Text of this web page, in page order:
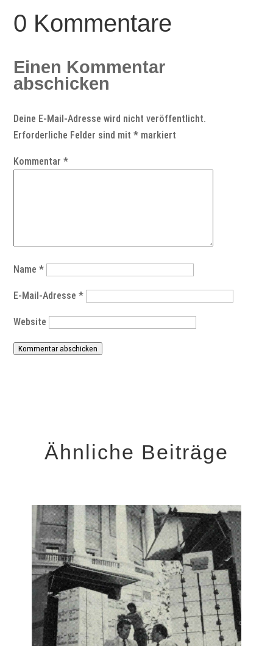
0 Kommentare
Einen Kommentar
abschicken
Deine E-Mail-Adresse wird nicht veröffentlicht.
Erforderliche Felder sind mit* markiert
Kommentar*
Name*
E-Mail-Adresse*
Website
Kommentar abschicken
Ähnliche Beiträge